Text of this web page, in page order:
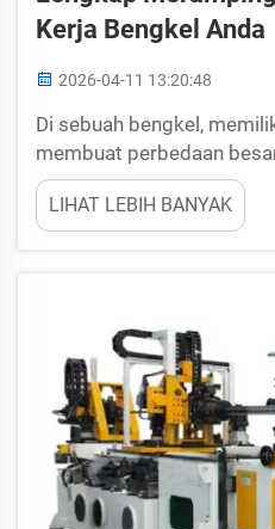
Kerja Bengkel Anda
2026-04-11 13:20:48
Di sebuah bengkel,
membuat perbedaan
lengkap merupakan salah
membantu merampingkan
setup lengkap, pekerja
waktu, tetapi juga ...
LIHAT LEBIH BANYAK